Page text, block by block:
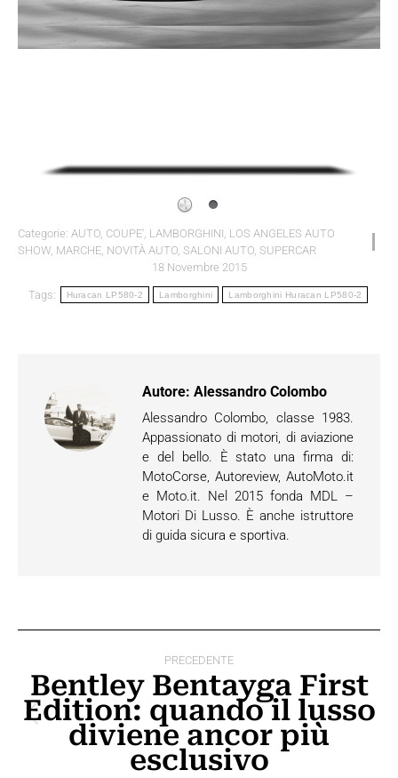
Categorie: AUTO, COUPE', LAMBORGHINI, LOS ANGELES AUTO
SHOW, MARCHE, NOVITÀ AUTO, SALONI AUTO, SUPERCAR
18 Novembre 2015
Tags: Huracan LP580-2 Lamborghini Lamborghini Huracan LP580-2
Autore: Alessandro Colombo
Alessandro Colombo, classe 1983.
Appassionato di motori, di aviazione
e del bello. È stato una firma di:
MotoCorse, Autoreview, AutoMoto.it
e Moto.it. Nel 2015 fonda MDL –
Motori Di Lusso. È anche istruttore
di guida sicura e sportiva.
tra
PRECEDENTE
Post
precedente:
Bentley Bentayga First
Edition: quando il lusso
diviene ancor più
esclusivo